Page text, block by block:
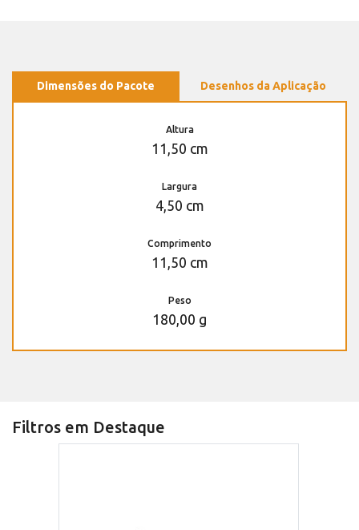
Dimensões do Pacote Desenhos da Aplicação
Altura
11,50 cm
Largura
4,50 cm
Comprimento
11,50 cm
Peso
180,00 g
Filtros em Destaque